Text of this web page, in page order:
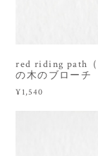
red riding path
の木のブローチ
¥1,540